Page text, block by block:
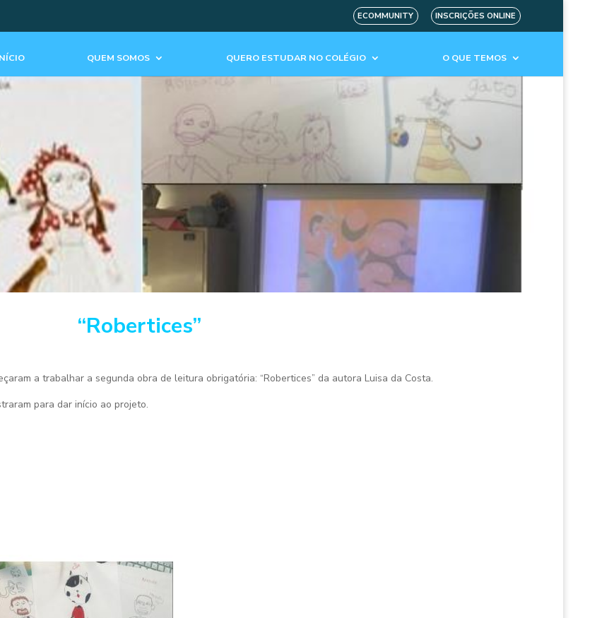
ECOMMUNITY INSCRIÇÕES ONLINE
QUEM SOMOS QUERO ESTUDAR NO COLÉGIO O QUE TEMOS
“Robertices”
a trabalhar a segunda obra de leitura obrigatória: “Robertices” da autora Luisa da Costa.
para dar início ao projeto.